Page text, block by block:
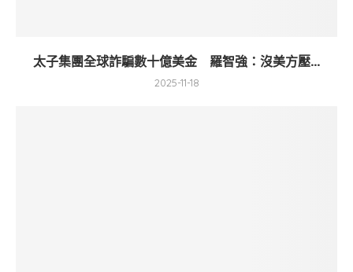
太子集團全球詐騙數十億美金 羅智強：沒美方壓...
2025-11-18